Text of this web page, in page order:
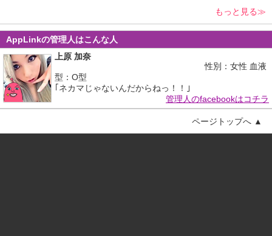
もっと見る≫
AppLinkの管理人はこんな人
上原 加奈
性別：女性 血液
型：O型
｢ネカマじゃないんだからねっ！！｣
管理人のfacebookはコチラ
ページトップへ ▲